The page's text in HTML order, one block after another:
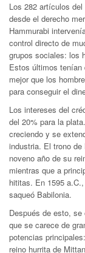
Los 282 artículos
desde el derecho
Hammurabi
control directo de
grupos sociales: los
Estos últimos tenían
mejor que los
para conseguir el
Los intereses del
del 20% para la
creciendo y se
industria. El trono
noveno año de su
mientras que a
hititas. En 1595
saqueó Babilonia.
Después de esto,
que se carece de
potencias
reino hurrita de